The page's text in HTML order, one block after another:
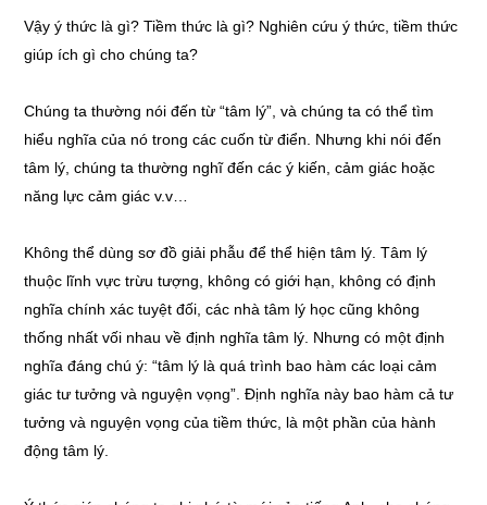
Vậy ý thức là gì? Tiềm thức là gì? Nghiên cứu ý thức, tiềm thức
giúp ích gì cho chúng ta?
Chúng ta thường nói đến từ “tâm lý”, và chúng ta có thể tìm
hiểu nghĩa của nó trong các cuốn từ điển. Nhưng khi nói đến
tâm lý, chúng ta thường nghĩ đến các ý kiến, cảm giác hoặc
năng lực cảm giác v.v…
Không thể dùng sơ đồ giải phẫu để thể hiện tâm lý. Tâm lý
thuộc lĩnh vực trừu tượng, không có giới hạn, không có định
nghĩa chính xác tuyệt đối, các nhà tâm lý học cũng không
thống nhất vối nhau về định nghĩa tâm lý. Nhưng có một định
nghĩa đáng chú ý: “tâm lý là quá trình bao hàm các loại cảm
giác tư tưởng và nguyện vọng”. Định nghĩa này bao hàm cả tư
tưởng và nguyện vọng của tiềm thức, là một phần của hành
động tâm lý.